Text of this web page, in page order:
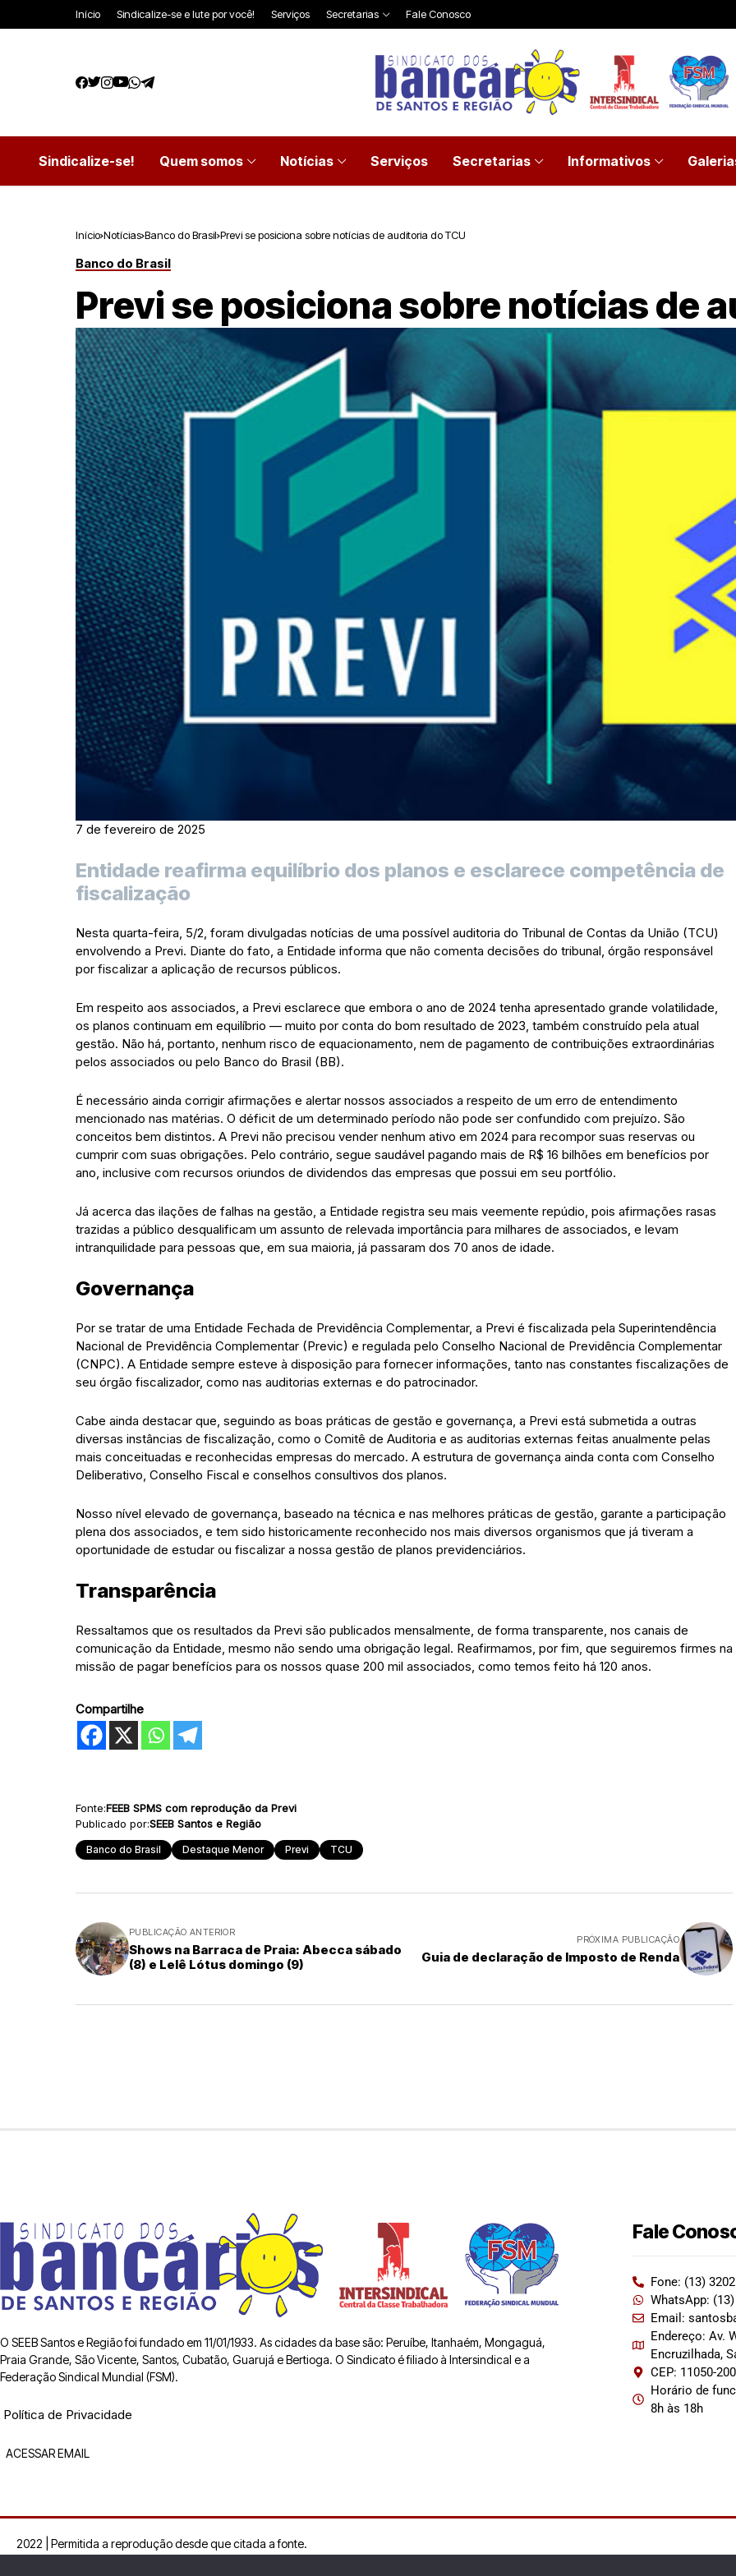
Início Sindicalize-se e lute por você! Serviços Secretarias Fale Conosco
Sindicalize-se! Quem somos Notícias Serviços Secretarias Informativos
Início Notícias Banco do Brasil Previ se posiciona sobre notícias de auditoria do TCU
Banco do Brasil
Previ se posiciona sobre notícias de
7 de fevereiro de 2025
Entidade reafirma equilíbrio dos planos e esclarece competência de
fiscalização
Nesta quarta-feira, 5/2, foram divulgadas notícias de uma possível auditoria do Tribunal de Contas da União (TCU)
envolvendo a Previ. Diante do fato, a Entidade informa que não comenta decisões do tribunal, órgão responsável
por fiscalizar a aplicação de recursos públicos.
Em respeito aos associados, a Previ esclarece que embora o ano de 2024 tenha apresentado grande volatilidade,
os planos continuam em equilíbrio — muito por conta do bom resultado de 2023, também construído pela atual
gestão. Não há, portanto, nenhum risco de equacionamento, nem de pagamento de contribuições extraordinárias
pelos associados ou pelo Banco do Brasil (BB).
É necessário ainda corrigir afirmações e alertar nossos associados a respeito de um erro de entendimento
mencionado nas matérias. O déficit de um determinado período não pode ser confundido com prejuízo. São
conceitos bem distintos. A Previ não precisou vender nenhum ativo em 2024 para recompor suas reservas ou
cumprir com suas obrigações. Pelo contrário, segue saudável pagando mais de R$ 16 bilhões em benefícios por
ano, inclusive com recursos oriundos de dividendos das empresas que possui em seu portfólio.
Já acerca das ilações de falhas na gestão, a Entidade registra seu mais veemente repúdio, pois afirmações rasas
trazidas a público desqualificam um assunto de relevada importância para milhares de associados, e levam
intranquilidade para pessoas que, em sua maioria, já passaram dos 70 anos de idade.
Governança
Por se tratar de uma Entidade Fechada de Previdência Complementar, a Previ é fiscalizada pela Superintendência
Nacional de Previdência Complementar (Previc) e regulada pelo Conselho Nacional de Previdência Complementar
(CNPC). A Entidade sempre esteve à disposição para fornecer informações, tanto nas constantes fiscalizações de
seu órgão fiscalizador, como nas auditorias externas e do patrocinador.
Cabe ainda destacar que, seguindo as boas práticas de gestão e governança, a Previ está submetida a outras
diversas instâncias de fiscalização, como o Comitê de Auditoria e as auditorias externas feitas anualmente pelas
mais conceituadas e reconhecidas empresas do mercado. A estrutura de governança ainda conta com Conselho
Deliberativo, Conselho Fiscal e conselhos consultivos dos planos.
Nosso nível elevado de governança, baseado na técnica e nas melhores práticas de gestão, garante a participação
plena dos associados, e tem sido historicamente reconhecido nos mais diversos organismos que já tiveram a
oportunidade de estudar ou fiscalizar a nossa gestão de planos previdenciários.
Transparência
Ressaltamos que os resultados da Previ são publicados mensalmente, de forma transparente, nos canais de
comunicação da Entidade, mesmo não sendo uma obrigação legal. Reafirmamos, por fim, que seguiremos firmes na
missão de pagar benefícios para os nossos quase 200 mil associados, como temos feito há 120 anos.
Compartilhe
Fonte:FEEB SPMS com reprodução da Previ
Publicado por:SEEB Santos e Região
Banco do Brasil Destaque Menor Previ TCU
PUBLICAÇÃO ANTERIOR
Shows na Barraca de Praia: Abecca sábado
(8) e Lelê Lótus domingo (9)
PRÓXIMA PUBLICAÇÃO
Guia de declaração de Imposto de Renda
O SEEB Santos e Região foi fundado em 11/01/1933. As cidades da base são: Peruíbe, Itanhaém, Mongaguá,
Praia Grande, São Vicente, Santos, Cubatão, Guarujá e Bertioga. O Sindicato é filiado à Intersindical e a
Federação Sindical Mundial (FSM).
Política de Privacidade
ACESSAR EMAIL
Fale
Fone: (13)
WhatsApp:
Email:
Endereço: Av.
Encruzilhada,
CEP: 11050-200
Horário de
8h às 18h
2022 | Permitida a reprodução desde que citada a fonte.